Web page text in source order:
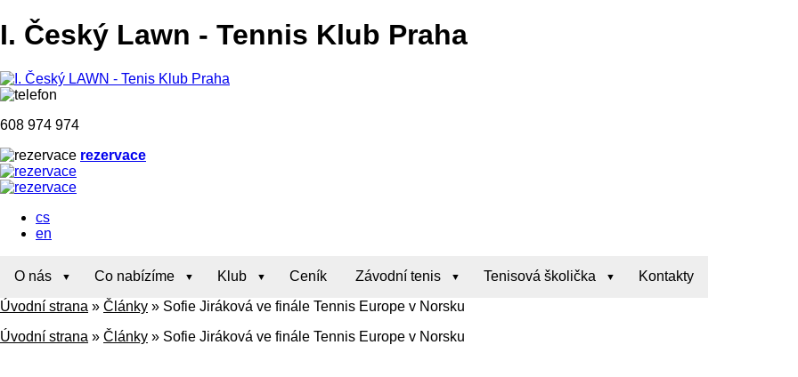
I. Český Lawn - Tennis Klub Praha
608 974 974
rezervace
cs
en
O nás Co nabízíme Klub Ceník Závodní tenis Tenisová školička
Kontakty
Úvodní strana » Články » Sofie Jiráková ve finále Tennis Europe v Norsku
Úvodní strana » Články » Sofie Jiráková ve finále Tennis Europe v Norsku